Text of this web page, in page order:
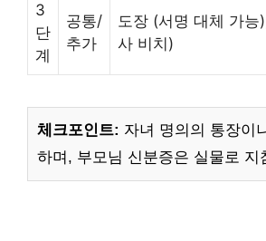
3
단
계
공통/
추가
도장 (서명 대체 가능
사 비치)
체크포인트: 자녀 명의의 통장이
하며, 부모님 신분증은 실물로 지